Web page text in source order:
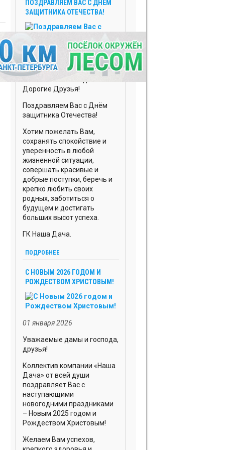
НОВОЙ
РОПШЕ
О
СОКУЛЯХ
ГОСТИЛИЦАХ
ЛОПУХИНКЕ
ЛОМОНОСОВСКОМ
РАЙОНЕ
СВОЙ
УЧАСТОК
КОТТЕДЖНЫЕ
СТРОИТЕЛЬСТВО
БАНИ
ДАЧА В
ЛЕНОБЛАСТИ
КУПИТЬ
ДАЧУ В
КУПИТЬ
ДАЧУ В
ГАТЧИНЕ
КУПИТЬ
ДОМ В
ДЕРЕВНЕ
ДАЧИ В
ПОЗДРАВЛЯЕМ ВАС С ДНЁМ
ЗАЩИТНИКА ОТЕЧЕСТВА!
23 февраля 2026
Дорогие Друзья!
Поздравляем Вас с Днём
защитника Отечества!
Хотим пожелать Вам,
сохранять спокойствие и
уверенность в любой
жизненной ситуации,
совершать красивые и
добрые поступки, беречь и
крепко любить своих
родных, заботиться о
будущем и достигать
больших высот успеха.
ГК Наша Дача.
ПОДРОБНЕЕ
C НОВЫМ 2026 ГОДОМ И
РОЖДЕСТВОМ ХРИСТОВЫМ!
01 января 2026
Уважаемые дамы и господа,
друзья!
Коллектив компании «Наша
Дача» от всей души
поздравляет Вас с
наступающими
новогодними праздниками
– Новым 2025 годом и
Рождеством Христовым!
Желаем Вам успехов,